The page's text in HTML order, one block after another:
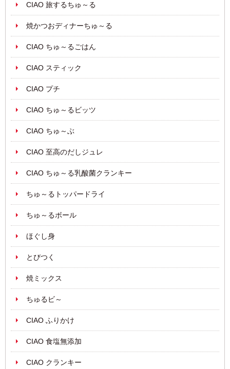
CIAO 旅するちゅ～る
焼かつおディナーちゅ～る
CIAO ちゅ～るごはん
CIAO スティック
CIAO プチ
CIAO ちゅ～るビッツ
CIAO ちゅ～ぶ
CIAO 至高のだしジュレ
CIAO ちゅ～る乳酸菌クランキー
ちゅ～るトッパードライ
ちゅ～るボール
ほぐし身
とびつく
焼ミックス
ちゅるビ～
CIAO ふりかけ
CIAO 食塩無添加
CIAO クランキー